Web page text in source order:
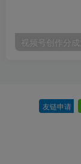
友链申请